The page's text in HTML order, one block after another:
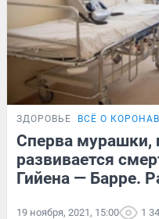
ЗДОРОВЬЕ ВСЁ О
Сперва мурашки,
развивается
Гийена — Барре.
19 ноября, 2021, 15:00 1